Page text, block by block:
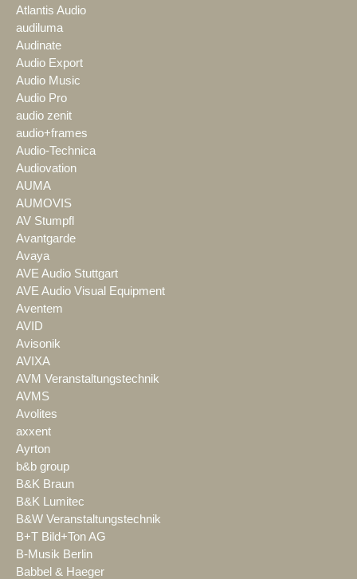
Atlantis Audio
audiluma
Audinate
Audio Export
Audio Music
Audio Pro
audio zenit
audio+frames
Audio-Technica
Audiovation
AUMA
AUMOVIS
AV Stumpfl
Avantgarde
Avaya
AVE Audio Stuttgart
AVE Audio Visual Equipment
Aventem
AVID
Avisonik
AVIXA
AVM Veranstaltungstechnik
AVMS
Avolites
axxent
Ayrton
b&b group
B&K Braun
B&K Lumitec
B&W Veranstaltungstechnik
B+T Bild+Ton AG
B-Musik Berlin
Babbel & Haeger